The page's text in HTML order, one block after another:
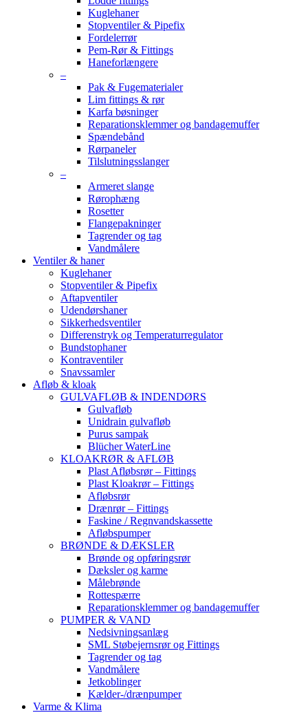
Kuglehaner
Stopventiler & Pipefix
Fordelerrør
Pem-Rør & Fittings
Haneforlængere
–
Pak & Fugematerialer
Lim fittings & rør
Karfa bøsninger
Reparationsklemmer og bandagemuffer
Spændebånd
Rørpaneler
Tilslutningsslanger
–
Armeret slange
Rørophæng
Rosetter
Flangepakninger
Tagrender og tag
Vandmålere
Ventiler & haner
Kuglehaner
Stopventiler & Pipefix
Aftapventiler
Udendørshaner
Sikkerhedsventiler
Differenstryk og Temperaturregulator
Bundstophaner
Kontraventiler
Snavssamler
Afløb & kloak
GULVAFLØB & INDENDØRS
Gulvafløb
Unidrain gulvafløb
Purus sampak
Blücher WaterLine
KLOAKRØR & AFLØB
Plast Afløbsrør – Fittings
Plast Kloakrør – Fittings
Afløbsrør
Drænrør – Fittings
Faskine / Regnvandskassette
Afløbspumper
BRØNDE & DÆKSLER
Brønde og opføringsrør
Dæksler og karme
Målebrønde
Rottespærre
Reparationsklemmer og bandagemuffer
PUMPER & VAND
Nedsivningsanlæg
SML Støbejernsrør og Fittings
Tagrender og tag
Vandmålere
Jetkoblinger
Kælder-/drænpumper
Varme & Klima